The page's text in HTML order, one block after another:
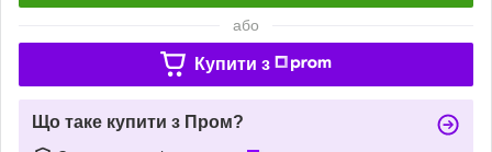
або
Купити з
Що таке купити з Пром?